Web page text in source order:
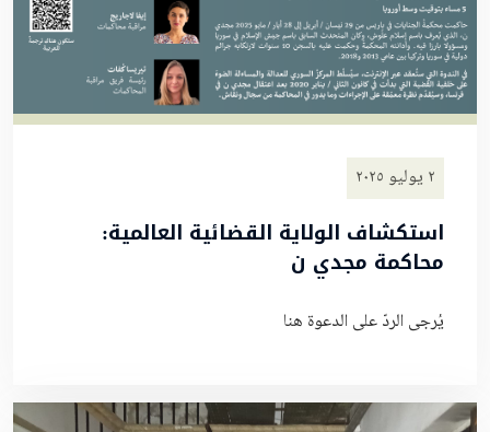
٢ يوليو ٢٠٢٥
استكشاف الولاية القضائية العالمية:
محاكمة مجدي ن
يُرجى الردّ على الدعوة هنا